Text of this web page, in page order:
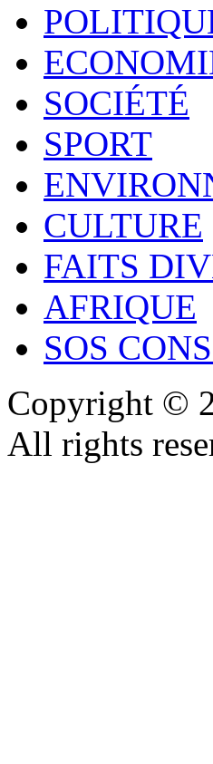
SOCIÉTÉ
SPORT
CULTURE
FAITS
AFRIQUE
SOS
Copyright ©
All rights